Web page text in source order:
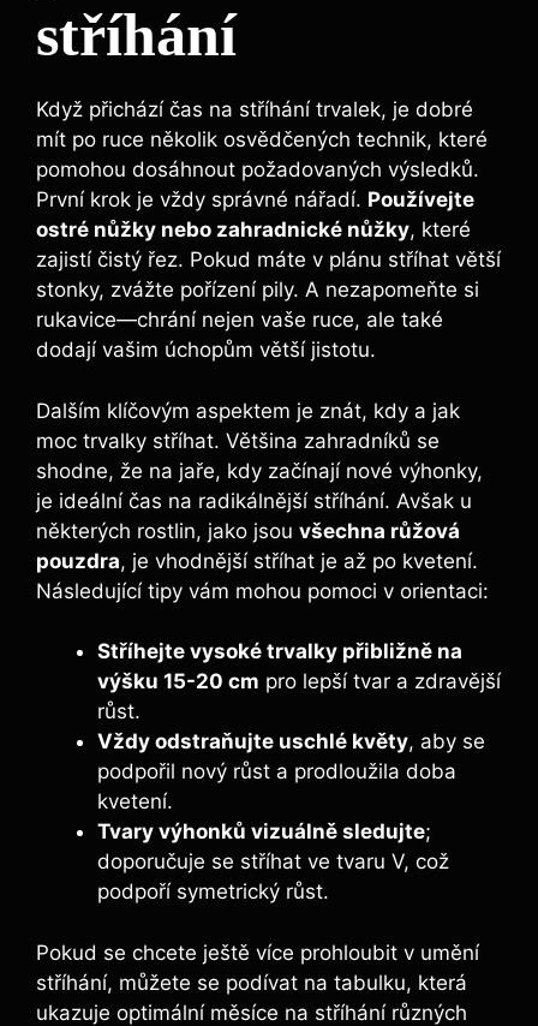
stříhání
Když přichází čas na stříhání trvalek, je dobré
mít po ruce několik osvědčených technik, které
pomohou dosáhnout požadovaných výsledků.
První krok je vždy správné nářadí. Používejte
ostré nůžky nebo zahradnické nůžky, které
zajistí čistý řez. Pokud máte v plánu stříhat větší
stonky, zvážte pořízení pily. A nezapomeňte si
rukavice—chrání nejen vaše ruce, ale také
dodají vašim úchopům větší jistotu.
Dalším klíčovým aspektem je znát, kdy a jak
moc trvalky stříhat. Většina zahradníků se
shodne, že na jaře, kdy začínají nové výhonky,
je ideální čas na radikálnější stříhání. Avšak u
některých rostlin, jako jsou všechna růžová
pouzdra, je vhodnější stříhat je až po kvetení.
Následující tipy vám mohou pomoci v orientaci:
Stříhejte vysoké trvalky přibližně na
výšku 15-20 cm pro lepší tvar a zdravější
růst.
Vždy odstraňujte uschlé květy, aby se
podpořil nový růst a prodloužila doba
kvetení.
Tvary výhonků vizuálně sledujte;
doporučuje se stříhat ve tvaru V, což
podpoří symetrický růst.
Pokud se chcete ještě více prohloubit v umění
stříhání, můžete se podívat na tabulku, která
ukazuje optimální měsíce na stříhání různých